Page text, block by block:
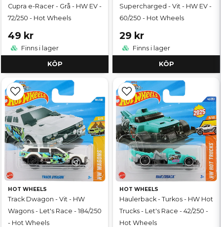
Cupra e-Racer - Grå - HW EV -
72/250 - Hot Wheels
49 kr
Finns i lager
KÖP
Supercharged - Vit - HW EV -
60/250 - Hot Wheels
29 kr
Finns i lager
KÖP
HOT WHEELS
Track Dwagon - Vit - HW
Wagons - Let's Race - 184/250
- Hot Wheels
HOT WHEELS
Haulerback - Turkos - HW Hot
Trucks - Let's Race - 42/250 -
Hot Wheels